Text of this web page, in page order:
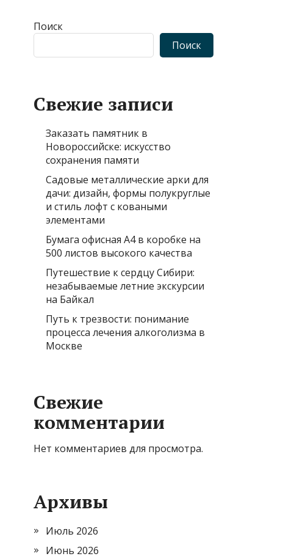
Поиск
Поиск
Свежие записи
Заказать памятник в
Новороссийске: искусство
сохранения памяти
Садовые металлические арки для
дачи: дизайн, формы полукруглые
и стиль лофт с коваными
элементами
Бумага офисная А4 в коробке на
500 листов высокого качества
Путешествие к сердцу Сибири:
незабываемые летние экскурсии
на Байкал
Путь к трезвости: понимание
процесса лечения алкоголизма в
Москве
Свежие
комментарии
Нет комментариев для просмотра.
Архивы
Июль 2026
Июнь 2026